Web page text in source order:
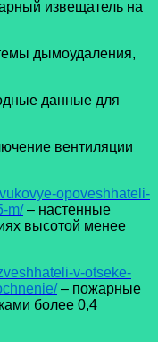
извещатель на
дымоудаления,
данные для
вентиляции
opoveshhateli-
m/– настенные
высотой менее
v-otseke-
– пожарные
более 0,4